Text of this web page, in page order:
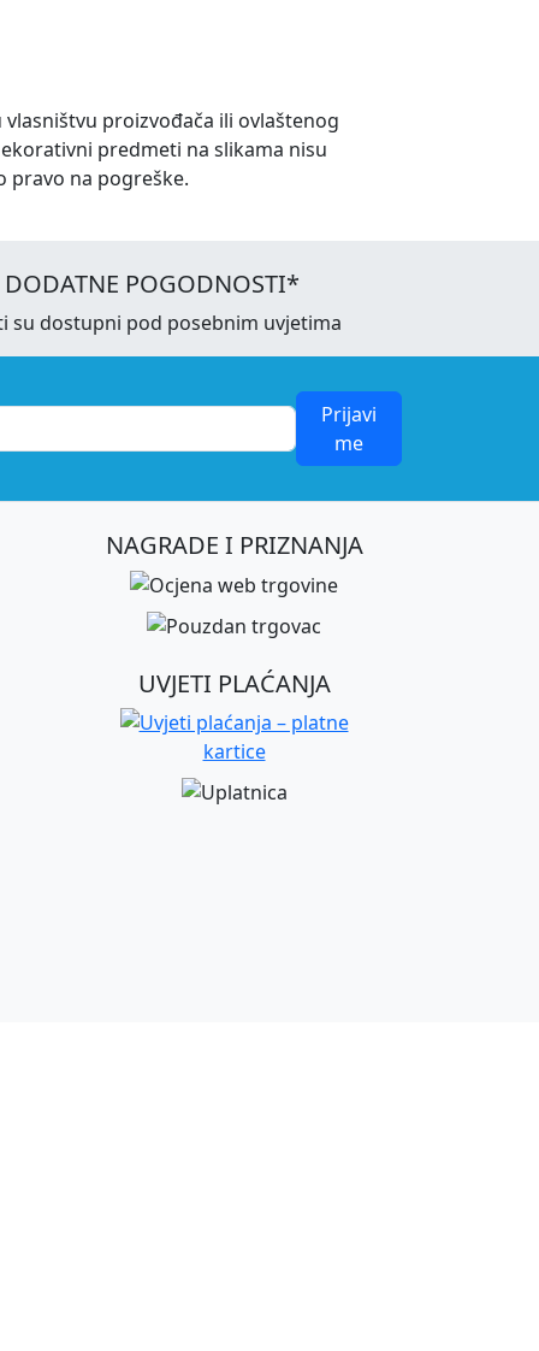
proizvođača ili ovlaštenog
predmeti na slikama nisu
pravo na pogreške.
POGODNOSTI*
su dostupni pod posebnim uvjetima
Prijavi
me
NAGRADE I PRIZNANJA
UVJETI PLAĆANJA